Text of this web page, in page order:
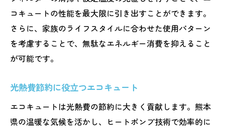
コキュートの性能を最大限に引き出すことができます。
さらに、家族のライフスタイルに合わせた使用パターン
を考慮することで、無駄なエネルギー消費を抑えること
が可能です。
光熱費節約に役立つエコキュート
エコキュートは光熱費の節約に大きく貢献します。熊本
県の温暖な気候を活かし、ヒートポンプ技術で効率的に